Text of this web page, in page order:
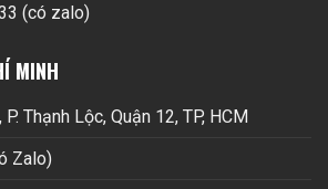
(có zalo)
MINH
Thạnh Lộc, Quận 12, TP, HCM
Zalo)